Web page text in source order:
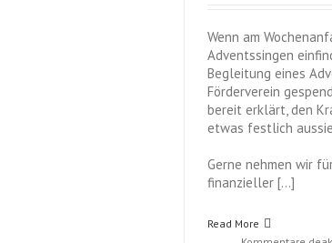
Wenn am
Adventssingen
Begleitung eines
Förderverein
bereit erklärt, den
etwas festlich
Gerne nehmen wir
finanzieller […]
Read More